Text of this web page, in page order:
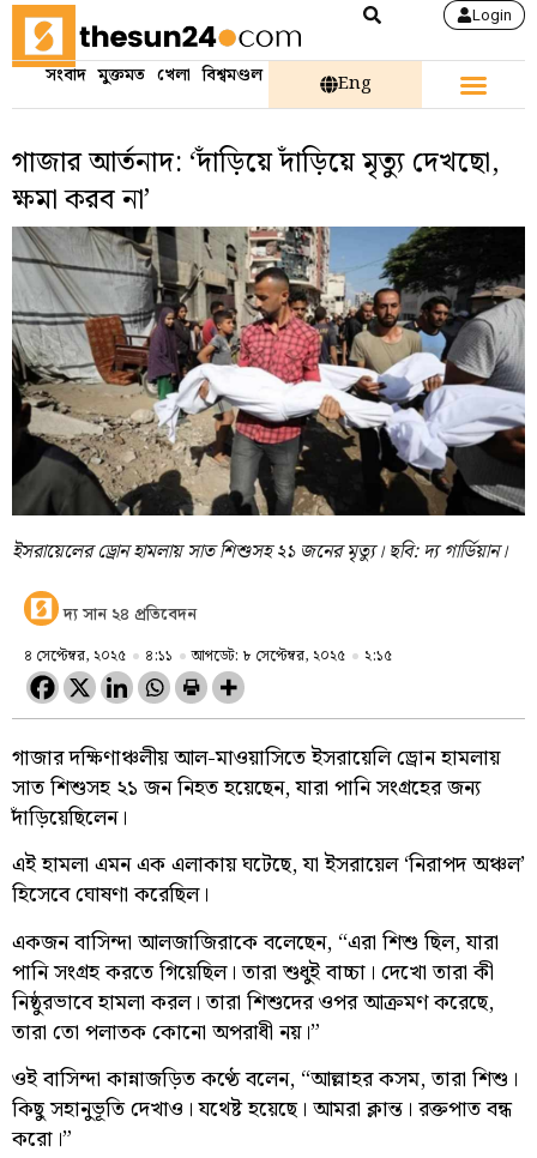
Login
সংবাদ মুক্তমত খেলা বিশ্বমণ্ডল Eng
গাজার আর্তনাদ: ‘দাঁড়িয়ে দাঁড়িয়ে মৃত্যু দেখছো,
ক্ষমা করব না’
ইসরায়েলের ড্রোন হামলায় সাত শিশুসহ ২১ জনের মৃত্যু। ছবি: দ্য গার্ডিয়ান।
দ্য সান ২৪ প্রতিবেদন
৪ সেপ্টেম্বর, ২০২৫ ৪:১১ আপডেট: ৮ সেপ্টেম্বর, ২০২৫ ২:১৫
গাজার দক্ষিণাঞ্চলীয় আল-মাওয়াসিতে ইসরায়েলি ড্রোন হামলায়
সাত শিশুসহ ২১ জন নিহত হয়েছেন, যারা পানি সংগ্রহের জন্য
দাঁড়িয়েছিলেন।
এই হামলা এমন এক এলাকায় ঘটেছে, যা ইসরায়েল ‘নিরাপদ অঞ্চল’
হিসেবে ঘোষণা করেছিল।
একজন বাসিন্দা আলজাজিরাকে বলেছেন, “এরা শিশু ছিল, যারা
পানি সংগ্রহ করতে গিয়েছিল। তারা শুধুই বাচ্চা। দেখো তারা কী
নিষ্ঠুরভাবে হামলা করল। তারা শিশুদের ওপর আক্রমণ করেছে,
তারা তো পলাতক কোনো অপরাধী নয়।”
ওই বাসিন্দা কান্নাজড়িত কণ্ঠে বলেন, “আল্লাহর কসম, তারা শিশু।
কিছু সহানুভূতি দেখাও। যথেষ্ট হয়েছে। আমরা ক্লান্ত। রক্তপাত বন্ধ
করো।”